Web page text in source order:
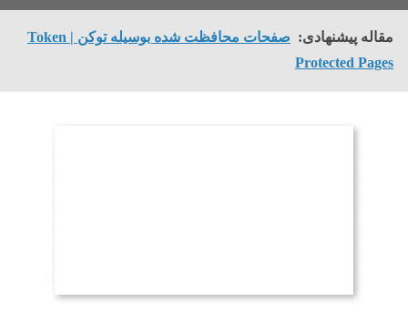
مقاله پیشنهادی:
صفحات محافظت شده بوسیله توکن | Token
Protected Pages